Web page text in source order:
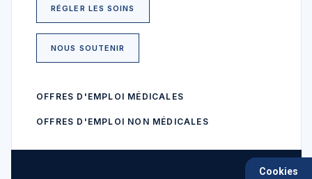
RÉGLER LES SOINS
NOUS SOUTENIR
OFFRES D'EMPLOI MÉDICALES
OFFRES D'EMPLOI NON MÉDICALES
Cookies